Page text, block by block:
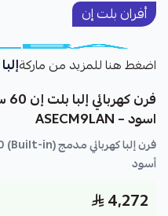
أفران بلت إن
اضغط هنا للمزيد من ماركةإلبا
اسود – ASECM9LAN
أسود
4,272